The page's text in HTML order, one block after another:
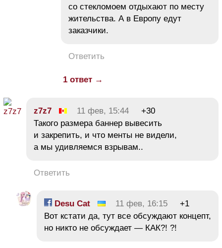
со стекломоем отдыхают по месту
жительства. А в Европу едут
заказчики.
Ответить
1 ответ →
z7z7 11 фев, 15:44
+30
Такого размера баннер вывесить
и закрепить, и что менты не видели,
а мы удивляемся взрывам..
Ответить
Desu Cat 11 фев, 16:15
+1
Вот кстати да, тут все обсуждают концепт,
но никто не обсуждает — КАК?! ?!